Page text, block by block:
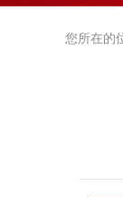
您所在的